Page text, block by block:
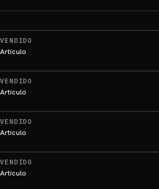
VENDIDO
Artículo
VENDIDO
Artículo
VENDIDO
Artículo
VENDIDO
Artículo